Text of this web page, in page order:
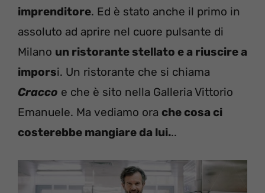
imprenditore. Ed è stato anche il primo in
assoluto ad aprire nel cuore pulsante di
Milano un ristorante stellato e a riuscire a
imporsi. Un ristorante che si chiama
Cracco e che è sito nella Galleria Vittorio
Emanuele. Ma vediamo ora che cosa ci
costerebbe mangiare da lui...